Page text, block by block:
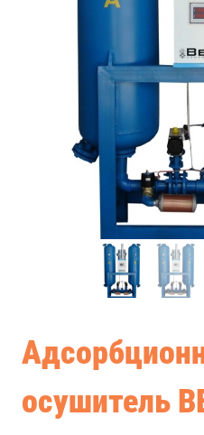
осушитель